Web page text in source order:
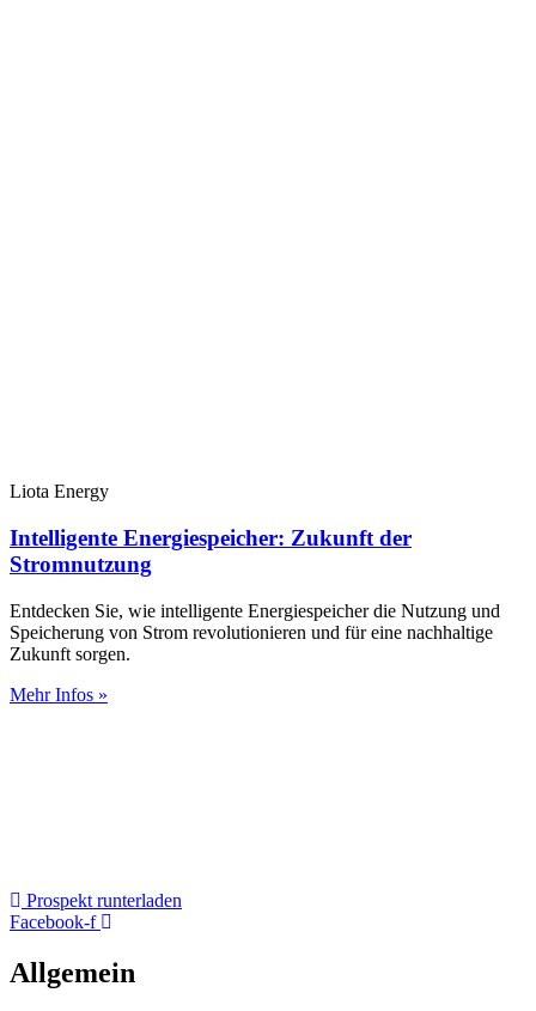
Liota Energy
Intelligente Energiespeicher: Zukunft der
Stromnutzung
Entdecken Sie, wie intelligente Energiespeicher die Nutzung und
Speicherung von Strom revolutionieren und für eine nachhaltige
Zukunft sorgen.
Mehr Infos »
Prospekt runterladen
Facebook-f
Allgemein